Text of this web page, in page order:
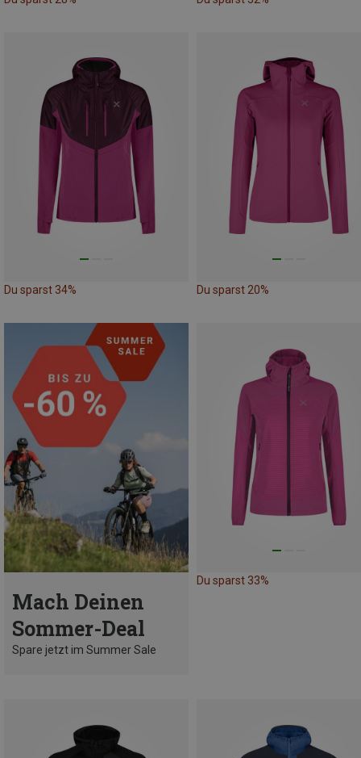
Du sparst 34% Du sparst 20%
Mach Deinen
Sommer-Deal
Spare jetzt im Summer Sale
Du sparst 33%